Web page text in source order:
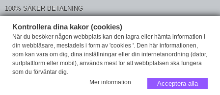
100% SÄKER BETALNING
Kontrollera din integritet
Kontrollera dina kakor (cookies)
När du besöker någon webbplats kan den lagra eller hämta information i
din webbläsare, mestadels i form av 'cookies '. Den här informationen,
som kan vara om dig, dina inställningar eller din internetanordning (dator,
surfplattform eller mobil), används mest för att webbplatsen ska fungera
som du förväntar dig.
Mer information
Acceptera alla